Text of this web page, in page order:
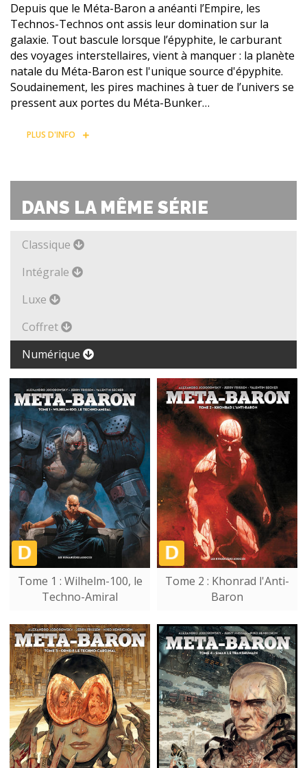
Depuis que le Méta-Baron a anéanti l’Empire, les
Technos-Technos ont assis leur domination sur la
galaxie. Tout bascule lorsque l’épyphite, le carburant
des voyages interstellaires, vient à manquer : la planète
natale du Méta-Baron est l'unique source d'épyphite.
Soudainement, les pires machines à tuer de l’univers se
pressent aux portes du Méta-Bunker…
PLUS D'INFO
DANS LA MÊME SÉRIE
Classique
Intégrale
Luxe
Coffret
Numérique
Tome 1 : Wilhelm-100, le
Techno-Amiral
Tome 2 : Khonrad l'Anti-
Baron